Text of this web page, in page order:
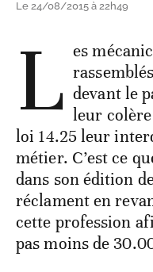
Le 24/08/2015 à 22h49
L es
devant le
leur colère
loi 14.25 leur
métier. C’est ce
dans son édition
réclament en
cette profession
pas moins de